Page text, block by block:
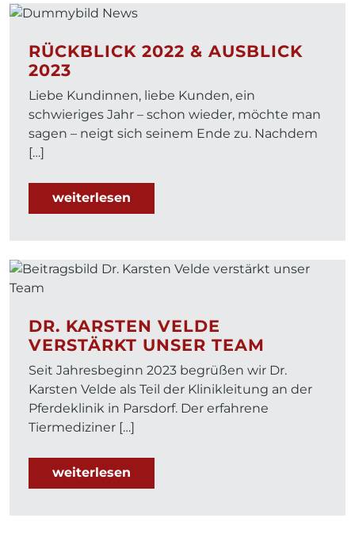
RÜCKBLICK 2022 & AUSBLICK
2023
Liebe Kundinnen, liebe Kunden, ein
schwieriges Jahr – schon wieder, möchte man
sagen – neigt sich seinem Ende zu. Nachdem
[…]
weiterlesen
DR. KARSTEN VELDE
VERSTÄRKT UNSER TEAM
Seit Jahresbeginn 2023 begrüßen wir Dr.
Karsten Velde als Teil der Klinikleitung an der
Pferdeklinik in Parsdorf. Der erfahrene
Tiermediziner […]
weiterlesen